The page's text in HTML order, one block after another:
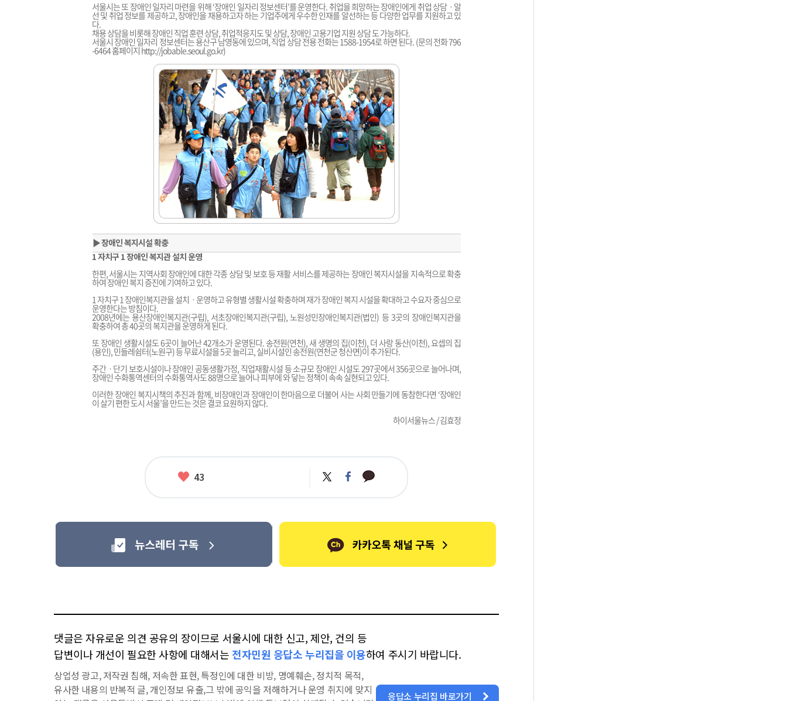
서울시는 또 장애인 일자리 마련을 위해 ‘장애인 일자리 정보센터’를 운영한다. 취업을 희망하는 장애인에게 취업 상담ㆍ알
선 및 취업 정보를 제공하고, 장애인을 채용하고자 하는 기업주에게 우수한 인재를 알선하는 등 다양한 업무를 지원하고 있
다.
채용 상담을 비롯해 장애인 직업 훈련 상담, 취업적응지도 및 상담, 장애인 고용기업 지원 상담 도 가능하다.
서울시 장애인 일자리 정보센터는 용산구 남영동에 있으며, 직업 상담 전용 전화는 1588-1954로 하면 된다. (문의 전화 796
-6464 홈페이지 http://jobable.seoul.go.kr)
▶장애인 복지시설 확충
1 자치구 1 장애인 복지관 설치 운영
한편, 서울시는 지역사회 장애인에 대한 각종 상담 및 보호 등 재활 서비스를 제공하는 장애인 복지시설을 지속적으로 확충
하여 장애인 복지 증진에 기여하고 있다.
1 자치구 1 장애인복지관을 설치ㆍ운영하고 유형별 생활시설 확충하며 재가 장애인 복지 시설을 확대하고 수요자 중심으로
운영한다는 방침이다.
2008년에는 용산장애인복지관(구립), 서초장애인복지관(구립), 노원성민장애인복지관(법인) 등 3곳의 장애인복지관을
확충하여 총 40곳의 복지관을 운영하게 된다.
또 장애인 생활시설도 6곳이 늘어난 42개소가 운영된다. 송전원(연천), 새 생명의 집(이천), 더 사랑 동산(이천), 요셉의 집
(용인), 민들레쉼터(노원구) 등 무료시설을 5곳 늘리고, 실비시설인 송전원(연천군 청산면)이 추가된다.
주간ㆍ단기 보호시설이나 장애인 공동생활가정, 직업재활시설 등 소규모 장애인 시설도 297곳에서 356곳으로 늘어나며,
장애인 수화통역센터의 수화통역사도 88명으로 늘어나 피부에 와 닿는 정책이 속속 실현되고 있다.
이러한 장애인 복지시책의 추진과 함께, 비장애인과 장애인이 한마음으로 더불어 사는 사회 만들기에 동참한다면 ‘장애인
이 살기 편한 도시 서울’을 만드는 것은 결코 요원하지 않다.
하이서울뉴스 / 김효정
좋
43 트
위
페
이
카
카
댓글은 자유로운 의견 공유의 장이므로 서울시에 대한 신고, 제안, 건의 등
답변이나 개선이 필요한 사항에 대해서는 전자민원 응답소 누리집을 이용하여 주시기 바랍니다.
상업성 광고, 저작권 침해, 저속한 표현, 특정인에 대한 비방, 명예훼손, 정치적 목적,
유사한 내용의 반복적 글, 개인정보 유출,그 밖에 공익을 저해하거나 운영 취지에 맞지
응답소 누리집 바로가기